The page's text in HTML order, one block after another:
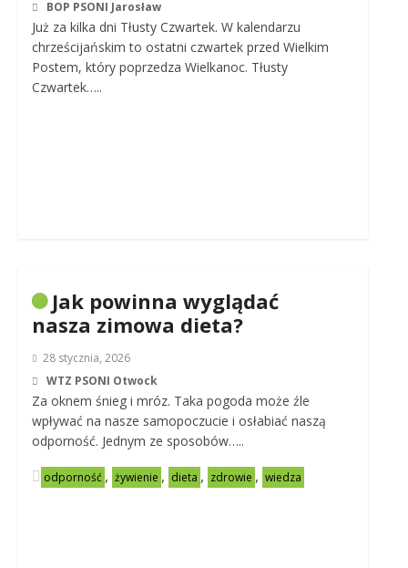
BOP PSONI Jarosław
Już za kilka dni Tłusty Czwartek. W kalendarzu
chrześcijańskim to ostatni czwartek przed Wielkim
Postem, który poprzedza Wielkanoc. Tłusty
Czwartek…..
Jak powinna wyglądać
nasza zimowa dieta?
28 stycznia, 2026
WTZ PSONI Otwock
Za oknem śnieg i mróz. Taka pogoda może źle
wpływać na nasze samopoczucie i osłabiać naszą
odporność. Jednym ze sposobów…..
odporność , żywienie , dieta , zdrowie , wiedza